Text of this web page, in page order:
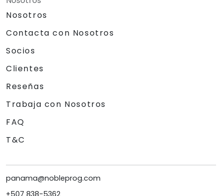
Nosotros
Contacta con Nosotros
Socios
Clientes
Reseñas
Trabaja con Nosotros
FAQ
T&C
panama@nobleprog.com
+507 838-5362